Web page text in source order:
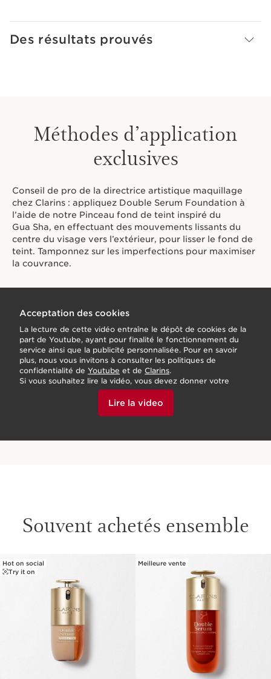
passer facilement à une couvrance plus intense, en
massage du Double Serum Foundation.
Doté de poils de taille différente, le pinceau épouse les
courbes des contours du visage et apporte les bienfaits
relief (comme les rides et les ridules).
Le pinceau peut être utilisé avec d'autres fonds de teint
liquides.
Innovation
La forme unique* du pinceau fond de teint est inspirée
des outils de Gua Sha pour lifter et masser le visage tout
Son design intuitif permet de sublimer le teint.
Le plus Clarins
Un pinceau de maquillage exceptionnel doté d’une
forme unique** inspirée du Gua Sha qui épouse tous les
contours du visage, spécialement créé en collaboration
avec Marie Duhart, Directrice artistique maquillage chez
Clarins**Chez Clarins
Des résultats prouvés
Méthodes d’application
exclusives
Conseil de pro de la directrice artistique maquillage
chez Clarins : appliquez Double Serum Foundation à
l’aide de notre Pinceau fond de teint inspiré du
Gua Sha, en effectuant des mouvements lissants du
centre du visage vers l’extérieur, pour lisser le fond de
teint. Tamponnez sur les imperfections pour maximiser
la couvrance.
Acceptation des cookies
La lecture de cette vidéo entraîne le dépôt de cookies de la
part de Youtube, ayant pour finalité le fonctionnement du
service ainsi que la publicité personnalisée. Pour en savoir
plus, nous vous invitons à consulter les politiques de
confidentialité de Youtube et de Clarins.
Si vous souhaitez lire la vidéo, vous devez donner votre
accord en cliquant ci-dessous.
Lire la video
Souvent achetés ensemble
ALLER AU CONTENU
Hot on social
Try it on
Meilleure vente